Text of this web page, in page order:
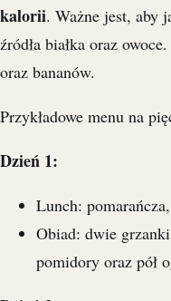
kalorii. Ważne jest, aby
źródła białka oraz
oraz bananów.
Przykładowe menu na
Dzień 1:
Lunch:
Obiad: dwie
pomidory oraz pół